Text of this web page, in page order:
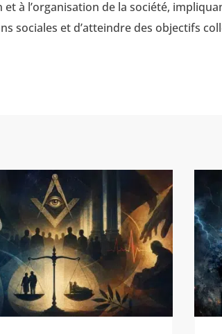
à l’organisation de la société,
sociales et d’atteindre des objectifs